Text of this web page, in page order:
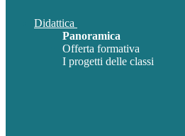
Didattica
Panoramica
Offerta formativa
I progetti delle classi